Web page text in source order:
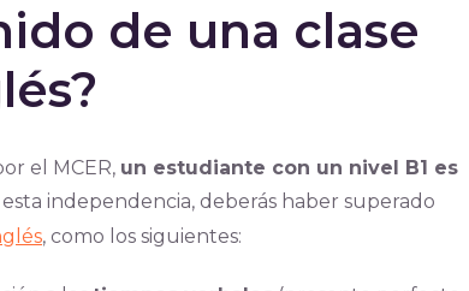
de una clase
el MCER, un estudiante con un nivel B1 es
esta independencia, deberás haber superado
, como los siguientes: